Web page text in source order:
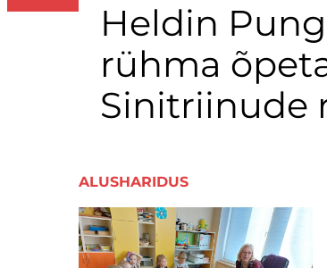
Heldin
rühma
Sinitriinude
ALUSHARIDUS